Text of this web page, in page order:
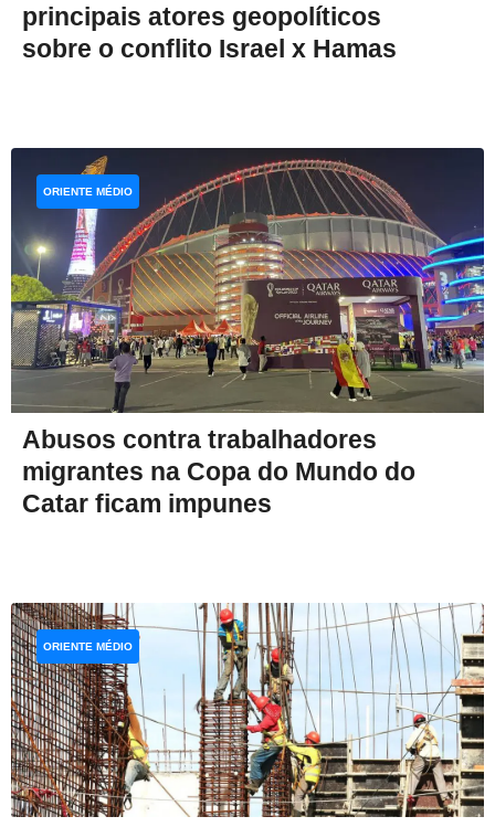
principais atores geopolíticos
sobre o conflito Israel x Hamas
Abusos contra trabalhadores
migrantes na Copa do Mundo do
Catar ficam impunes
ORIENTE MÉDIO
ORIENTE MÉDIO